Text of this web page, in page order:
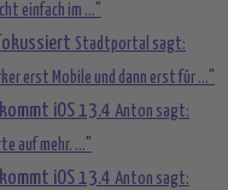
einfach im ..."
Stadtportal sagt:
erst Mobile und dann erst für ..."
iOS 13.4 Anton sagt:
auf mehr. ..."
iOS 13.4 Anton sagt: